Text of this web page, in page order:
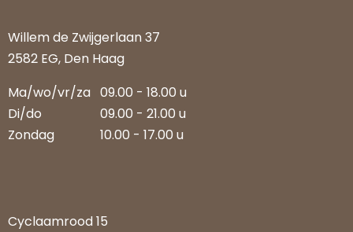
Willem de Zwijgerlaan 37
2582 EG, Den Haag
Ma/wo/vr/za 09.00 - 18.00 u
Di/do
09.00 - 21.00 u
Zondag
10.00 - 17.00 u
Cyclaamrood 15